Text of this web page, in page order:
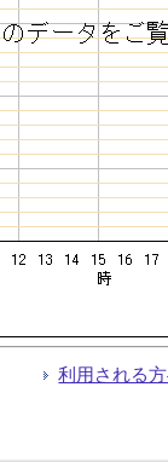
利用される